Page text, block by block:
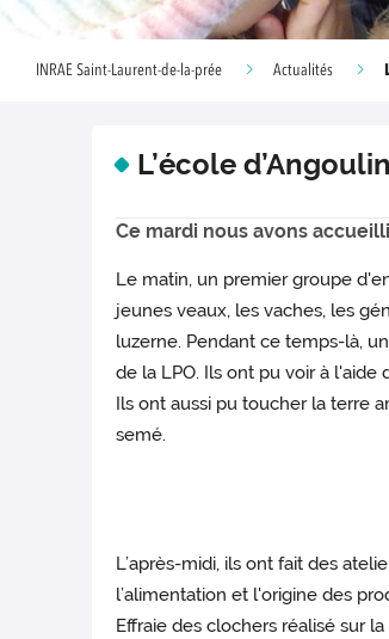
INRAE Saint-Laurent-de-la-prée Actualités
L’école
Ce mardi nous avons
Le matin, un premier groupe
jeunes veaux, les vaches, les
luzerne. Pendant ce temps-là,
de la LPO. Ils ont pu voir à
Ils ont aussi pu toucher la terre
semé.
L’après-midi, ils ont fait des
l’alimentation et l'origine des
Effraie des clochers réalisé sur